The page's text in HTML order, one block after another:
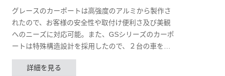
グレースのカーポートは高強度のアルミから製作さ
れたので、お客様の安全性や取付け便利さ及び美観
へのニーズに対応可能。また、GSシリーズのカーポ
ートは特殊構造設計を採用したので、２台の車を自
由に組み合わせることにより、最大限のスペース節
約ができる。10年間の品質も保証できる。
詳細を見る